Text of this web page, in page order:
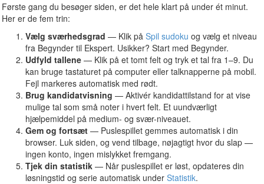
Første gang du besøger siden, er det hele klart på under ét minut.
Her er de fem trin:
Vælg sværhedsgrad — Klik på Spil sudoku og vælg et niveau
fra Begynder til Ekspert. Usikker? Start med Begynder.
Udfyld tallene — Klik på et tomt felt og tryk et tal fra 1–9. Du
kan bruge tastaturet på computer eller talknapperne på mobil.
Fejl markeres automatisk med rødt.
Brug kandidatvisning — Aktivér kandidattilstand for at vise
mulige tal som små noter i hvert felt. Et uundværligt
hjælpemiddel på medium- og svær-niveauet.
Gem og fortsæt — Puslespillet gemmes automatisk i din
browser. Luk siden, og vend tilbage, nøjagtigt hvor du slap —
ingen konto, ingen mislykket fremgang.
Tjek din statistik — Når puslespillet er løst, opdateres din
løsningstid og serie automatisk under Statistik.